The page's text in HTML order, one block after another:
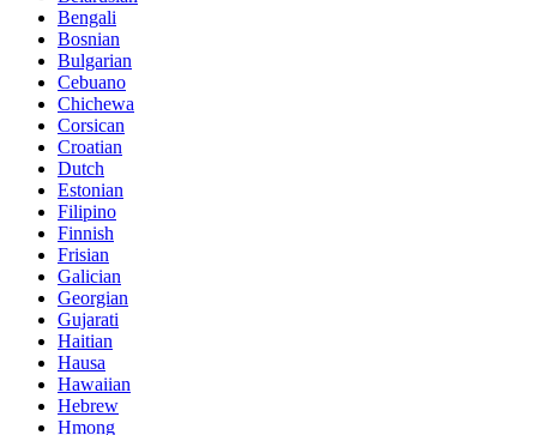
Bengali
Bosnian
Bulgarian
Cebuano
Chichewa
Corsican
Croatian
Dutch
Estonian
Filipino
Finnish
Frisian
Galician
Georgian
Gujarati
Haitian
Hausa
Hawaiian
Hebrew
Hmong